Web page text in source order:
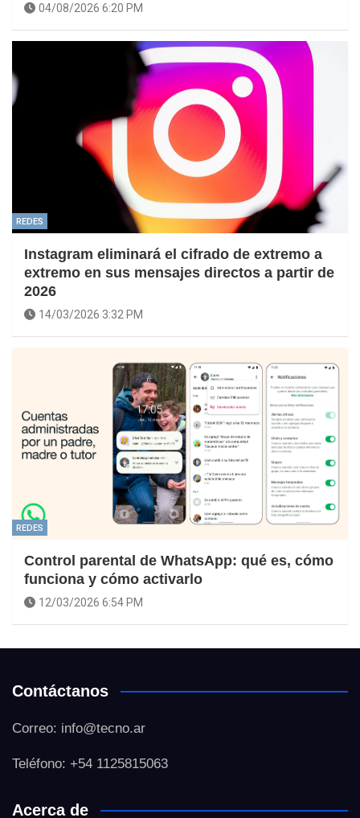
04/08/2026 6:20 PM
REDES
Instagram eliminará el cifrado de extremo a
extremo en sus mensajes directos a partir de
2026
14/03/2026 3:32 PM
REDES
Control parental de WhatsApp: qué es, cómo
funciona y cómo activarlo
12/03/2026 6:54 PM
Contáctanos
Correo: info@tecno.ar
Teléfono: +54 1125815063
Acerca de